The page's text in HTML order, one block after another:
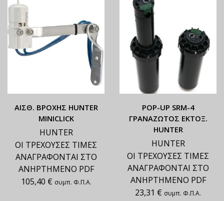
ΑΙΣΘ. ΒΡΟΧΗΣ HUNTER
MINICLICK
HUNTER
ΟΙ ΤΡΕΧΟΥΣΕΣ ΤΙΜΕΣ
ΑΝΑΓΡΑΦΟΝΤΑΙ ΣΤΟ
ΑΝΗΡΤΗΜΕΝΟ PDF
105,40 € συμπ. Φ.Π.Α.
ΡΟΡ-UP SRM-4
ΓΡΑΝΑΖΩΤΟΣ ΕΚΤΟΞ.
HUNTER
HUNTER
ΟΙ ΤΡΕΧΟΥΣΕΣ ΤΙΜΕΣ
ΑΝΑΓΡΑΦΟΝΤΑΙ ΣΤΟ
ΑΝΗΡΤΗΜΕΝΟ PDF
23,31 € συμπ. Φ.Π.Α.